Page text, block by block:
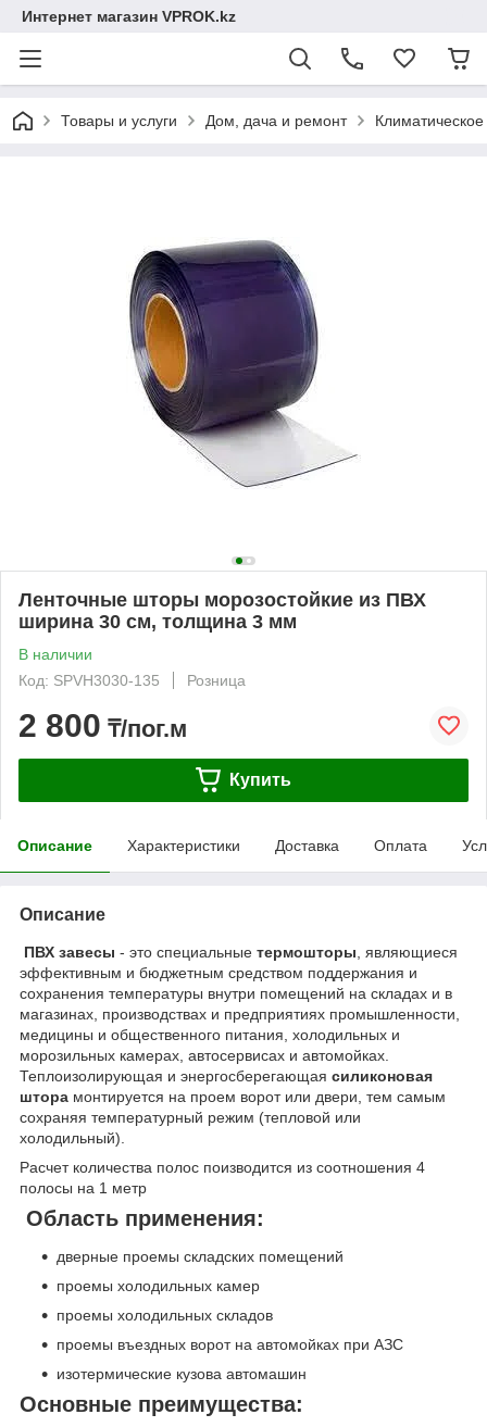
Интернет магазин VPROK.kz
Товары и услуги Дом, дача и ремонт
Ленточные шторы морозостойкие из ПВХ
ширина 30 см, толщина 3 мм
В наличии
Код: SPVH3030-135
Розница
2 800 ₸/пог.м
Купить
Описание Характеристики Доставка Оплата
Описание
ПВХ завесы - это специальные термошторы , являющиеся
эффективным и бюджетным средством поддержания и
сохранения температуры внутри помещений на складах и в
магазинах, производствах и предприятиях промышленности,
медицины и общественного питания, холодильных и
морозильных камерах, автосервисах и автомойках.
Теплоизолирующая и энергосберегающая силиконовая
штора монтируется на проем ворот или двери, тем самым
сохраняя температурный режим (тепловой или
холодильный).
Расчет количества полос поизводится из соотношения 4
полосы на 1 метр
Область применения:
дверные проемы складских помещений
проемы холодильных камер
проемы холодильных складов
проемы въездных ворот на автомойках при АЗС
изотермические кузова автомашин
Основные преимущества: